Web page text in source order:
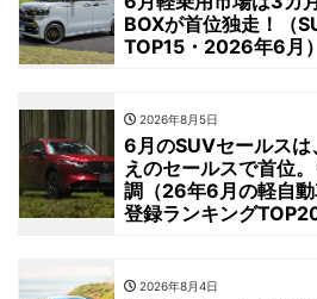
BOXが首位独走！（
TOP15・2026年6月）
2026年8月5日
6月のSUVセールスは
えのセールスで首位
調（26年6月の軽自
登録ランキングTOP20
2026年8月4日